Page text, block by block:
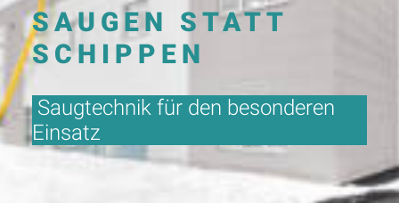
SAUGEN STATT
SCHIPPEN
Saugtechnik für den besonderen
Einsatz